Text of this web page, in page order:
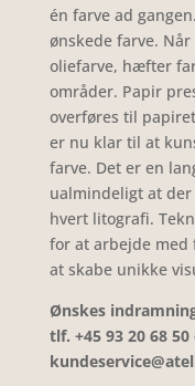
én farve ad
ønskede farve. Når
oliefarve, hæfter
områder. Papir
overføres til
er nu klar til at
farve. Det er en
ualmindeligt at der
hvert litografi.
for at arbejde med
at skabe unikke
Ønskes
tlf. +45 93 20 68